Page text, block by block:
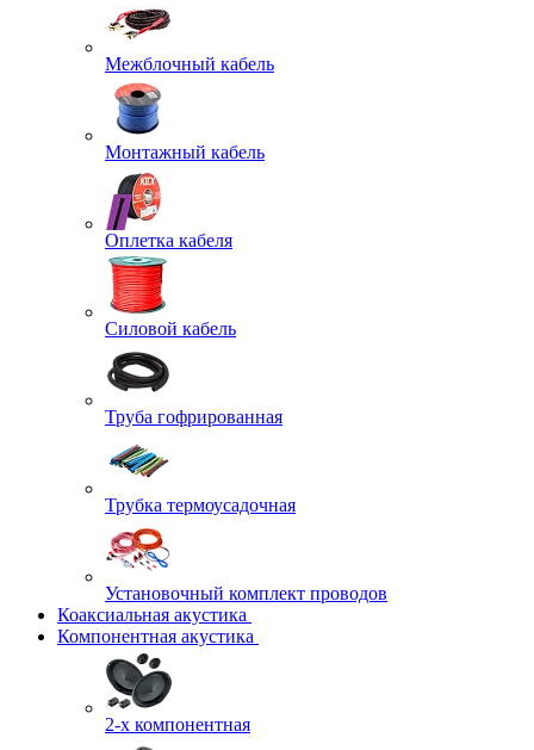
Межблочный кабель
Монтажный кабель
Оплетка кабеля
Силовой кабель
Труба гофрированная
Трубка термоусадочная
Установочный комплект проводов
Коаксиальная акустика
Компонентная акустика
2-х компонентная